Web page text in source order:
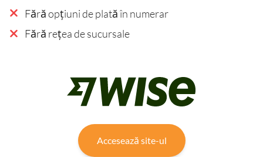
Fără opțiuni de plată în numerar
Fără rețea de sucursale
Accesează site-ul